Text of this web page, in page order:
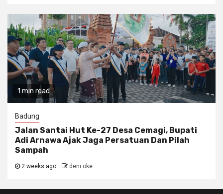
1 min read
Badung
Jalan Santai Hut Ke-27 Desa Cemagi, Bupati
Adi Arnawa Ajak Jaga Persatuan Dan Pilah
Sampah
2 weeks ago deni oke